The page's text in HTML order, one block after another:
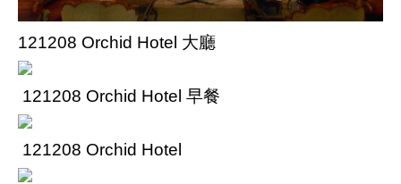
121208 Orchid Hotel 大廳
121208 Orchid Hotel 早餐
121208 Orchid Hotel